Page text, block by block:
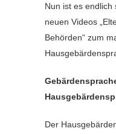
Nun ist es endlich
neuen Videos
Behörden“ zum
Der